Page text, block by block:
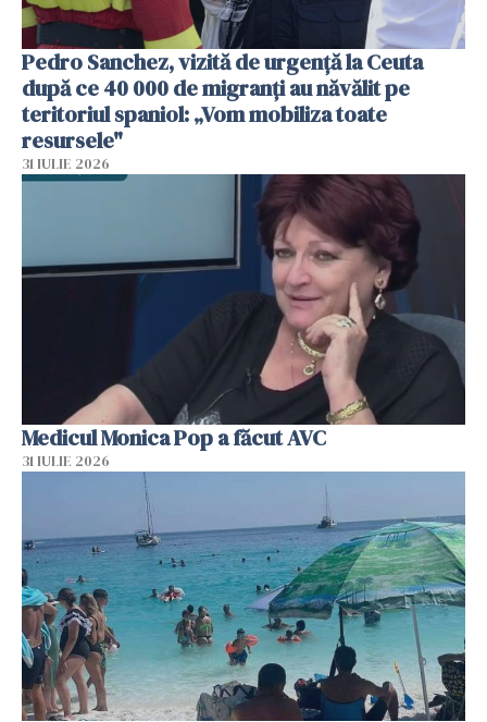
Pedro Sanchez, vizită de urgență la Ceuta
după ce 40 000 de migranți au năvălit pe
teritoriul spaniol: „Vom mobiliza toate
resursele"
31 IULIE 2026
Medicul Monica Pop a făcut AVC
31 IULIE 2026